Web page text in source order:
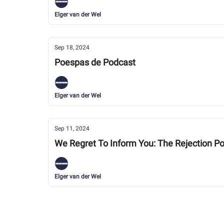
Elger van der Wel
Sep 18, 2024
Poespas de Podcast
Elger van der Wel
Sep 11, 2024
We Regret To Inform You: The Rejection
Elger van der Wel